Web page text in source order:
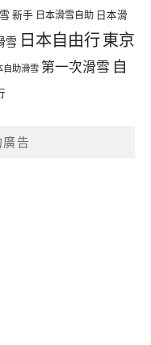
新手 日本滑雪自助 日本滑
雪 日本自由行東京
自助滑雪 第一次滑雪 自
告